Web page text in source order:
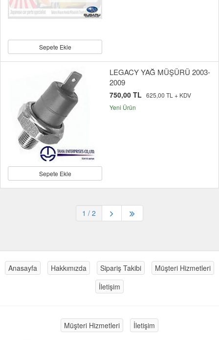
Sepete Ekle
Sepete Ekle
LEGACY YAĞ MÜŞÜRÜ 2003-
2009
750,00 TL 625,00 TL + KDV
Yeni Ürün
1 / 2
Anasayfa Hakkımızda Sipariş Takibi
Müşteri Hizmetleri
İletişim
Müşteri Hizmetleri İletişim